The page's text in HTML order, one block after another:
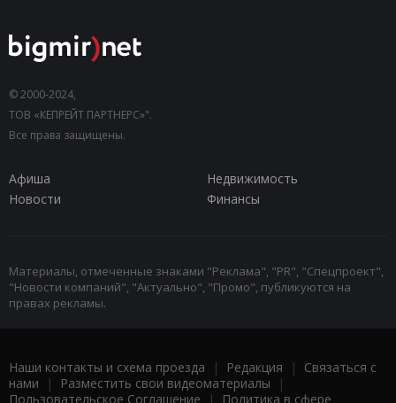
© 2000-2024,
ТОВ «КЕПРЕЙТ ПАРТНЕРС»".
Все права защищены.
Афиша
Недвижимость
Новости
Финансы
Материалы, отмеченные знаками "Реклама", "PR", "Спецпроект",
"Новости компаний", "Актуально", "Промо", публикуются на
правах рекламы.
Наши контакты и схема проезда | Редакция | Связаться с
нами | Разместить свои видеоматериалы |
Пользовательское Соглашение | Политика в сфере